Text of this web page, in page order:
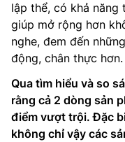
lập thể, có khả năng
giúp mở rộng hơn
nghe, đem đến
động, chân thực hơn.
Qua tìm hiểu và so
rằng cả 2 dòng sản
điểm vượt trội. Đặc
không chỉ vậy các